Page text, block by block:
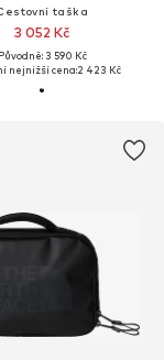
taška
3 052 Kč
Původně: 3 590 Kč
nejnižší cena:2 423 Kč